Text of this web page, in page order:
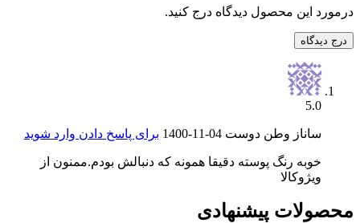
درمورد این محصول دیدگاه درج کنید.
درج دیدگاه
5.0
ساناز وطن دوست 1400-11-04 برای پاسخ دادن وارد شوید
خوبه رنگ پوسته دقیقا همونه که دنبالش بودم.ممنون از
ویژوکالا
محصولات پیشنهادی